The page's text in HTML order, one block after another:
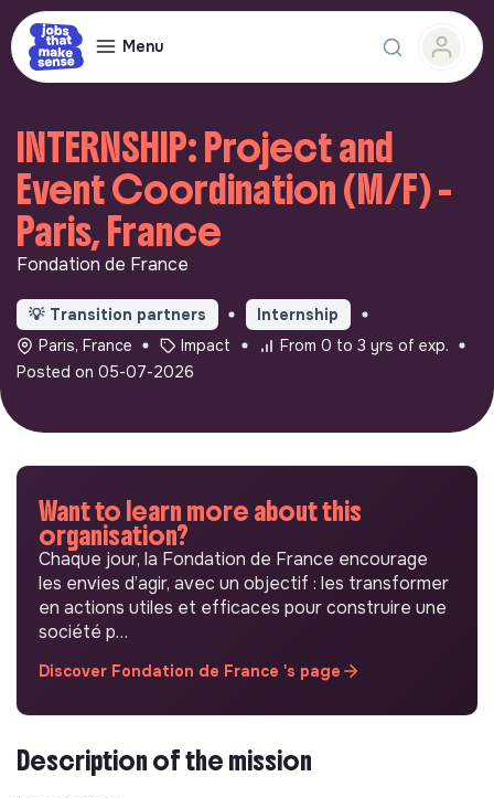
Menu
INTERNSHIP: Project and
Event Coordination (M/F) -
Paris, France
Fondation de France
💡 Transition partners
Internship
Paris, France
Impact
From 0 to 3 yrs of exp.
Posted on 05-07-2026
Want to learn more about this
organisation?
Chaque jour, la Fondation de France encourage
les envies d’agir, avec un objectif : les transformer
en actions utiles et efficaces pour construire une
société p…
Discover Fondation de France 's page
Description of the mission